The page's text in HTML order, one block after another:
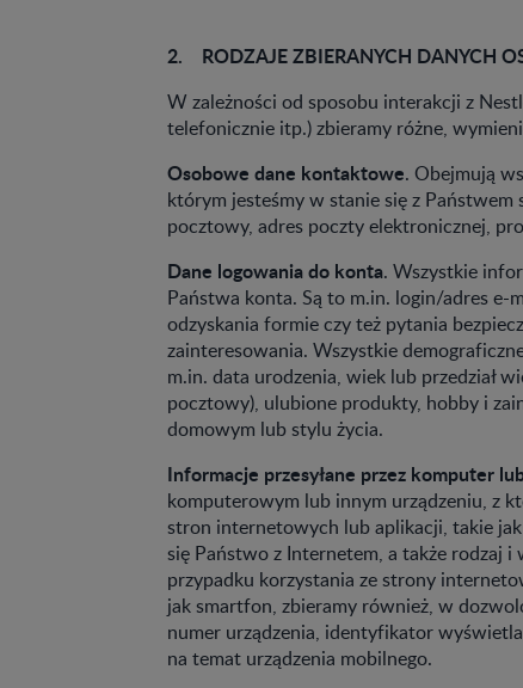
2. RODZAJE ZBIERANYCH DANYCH
W zależności od sposobu interakcji z
telefonicznie itp.) zbieramy różne,
Osobowe dane kontaktowe. Obejmują
którym jesteśmy w stanie się z
pocztowy, adres poczty elektronicznej,
Dane logowania do konta. Wszystkie
Państwa konta. Są to m.in. login/adres e-
odzyskania formie czy też pytania
zainteresowania. Wszystkie
m.in. data urodzenia, wiek lub przedział
pocztowy), ulubione produkty, hobby i
domowym lub stylu życia.
Informacje przesyłane przez komputer
komputerowym lub innym urządzeniu, z
stron internetowych lub aplikacji, takie
się Państwo z Internetem, a także rodzaj
przypadku korzystania ze strony
jak smartfon, zbieramy również, w
numer urządzenia, identyfikator
na temat urządzenia mobilnego.